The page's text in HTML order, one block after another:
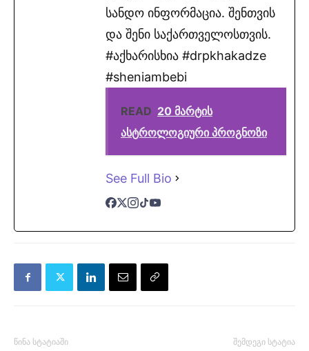
სანდო ინფორმაცია. შენთვის
და შენი საქართველოსთვის.
#აქხარისხია #drpkhakadze
#sheniambebi
READ 20 მარტის
ასტროლოგიური პროგნოზი
See Full Bio
წინა სტატიაში შემდეგი სტატია